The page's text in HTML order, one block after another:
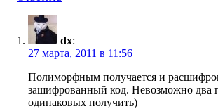
dx:
27 марта, 2011 в 11:56
Полиморфным получается и
зашифрованный код. Невозможно два
одинаковых получить)